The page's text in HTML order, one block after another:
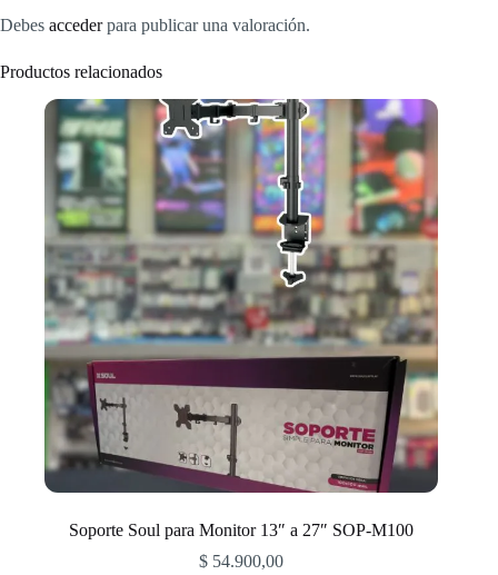
Debes accederpara publicar una valoración.
Productos relacionados
Soporte Soul para Monitor 13″ a 27″ SOP-M100
$ 54.900,00